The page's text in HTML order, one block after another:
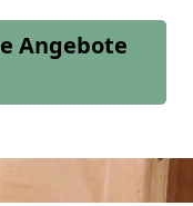
Angebote